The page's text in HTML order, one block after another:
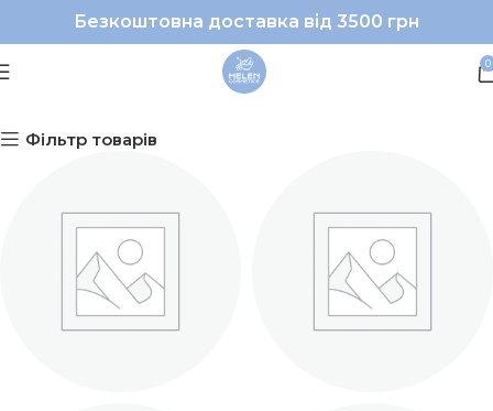
Безкоштовна доставка від 3500 грн
0
Макіяж
Фільтр товарів